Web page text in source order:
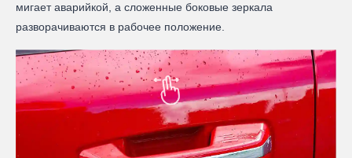
мигает аварийкой, а сложенные боковые зеркала
разворачиваются в рабочее положение.